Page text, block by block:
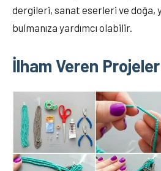
dergileri, sanat eserleri ve doğa,
bulmanıza yardımcı olabilir.
İlham Veren Projeler